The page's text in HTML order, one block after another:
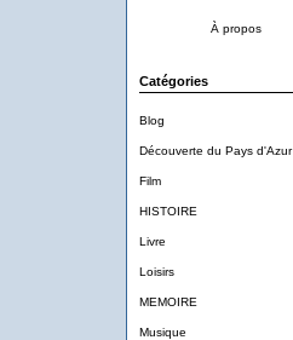
À propos
Catégories
Blog
Découverte du Pays d'Azur
Film
HISTOIRE
Livre
Loisirs
MEMOIRE
Musique